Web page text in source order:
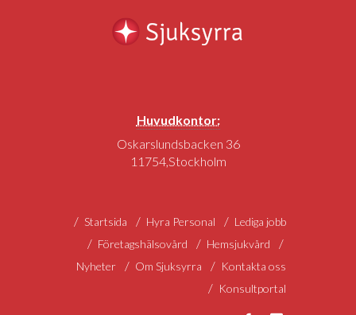
Huvudkontor:
Oskarslundsbacken 36
11754,Stockholm
Startsida Hyra Personal
Lediga jobb
Företagshälsovård
Hemsjukvård
Nyheter
Om Sjuksyrra
Kontakta oss
Konsultportal